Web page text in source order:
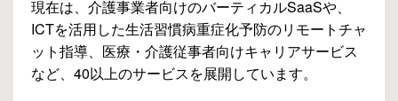
現在は、介護事業者向けのバーティカルSaaSや、
ICTを活用した生活習慣病重症化予防のリモートチャ
ット指導、医療・介護従事者向けキャリアサービス
など、40以上のサービスを展開しています。